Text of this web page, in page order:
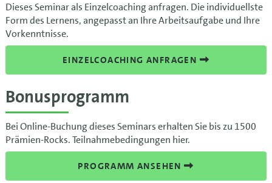
Dieses Seminar als Einzelcoaching anfragen. Die individuellste
Form des Lernens, angepasst an Ihre Arbeitsaufgabe und Ihre
Vorkenntnisse.
EINZELCOACHING ANFRAGEN
Bonusprogramm
Bei Online-Buchung dieses Seminars erhalten Sie bis zu 1500
Prämien-Rocks. Teilnahmebedingungen hier.
PROGRAMM ANSEHEN